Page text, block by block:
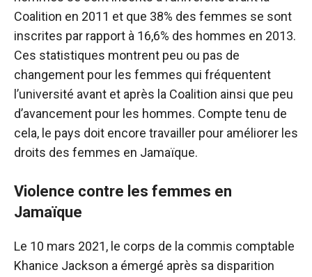
Coalition en 2011 et que 38% des femmes se sont
inscrites par rapport à 16,6% des hommes en 2013.
Ces statistiques montrent peu ou pas de
changement pour les femmes qui fréquentent
l’université avant et après la Coalition ainsi que peu
d’avancement pour les hommes. Compte tenu de
cela, le pays doit encore travailler pour améliorer les
droits des femmes en Jamaïque.
Violence contre les femmes en
Jamaïque
Le 10 mars 2021, le corps de la commis comptable
Khanice Jackson a émergé après sa disparition